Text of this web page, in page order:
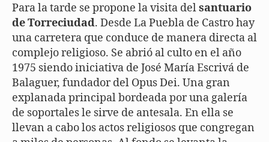
Para la tarde se propone la visita delsantuario
de Torreciudad. Desde La Puebla de Castro hay
una carretera que conduce de manera directa al
complejo religioso. Se abrió al culto en el año
1975 siendo iniciativa de José María Escrivá de
Balaguer, fundador del Opus Dei. Una gran
explanada principal bordeada por una galería
de soportales le sirve de antesala. En ella se
llevan a cabo los actos religiosos que congregan